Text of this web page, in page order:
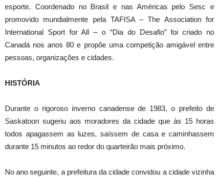
esporte. Coordenado no Brasil e nas Américas pelo Sesc e
promovido mundialmente pela TAFISA – The Association for
International Sport for All – o “Dia do Desafio” foi criado no
Canadá nos anos 80 e propõe uma competição amigável entre
pessoas, organizações e cidades.
HISTÓRIA
Durante o rigoroso inverno canadense de 1983, o prefeito de
Saskatoon sugeriu aos moradores da cidade que às 15 horas
todos apagassem as luzes, saíssem de casa e caminhassem
durante 15 minutos ao redor do quarteirão mais próximo.
No ano seguinte, a prefeitura da cidade convidou a cidade vizinha